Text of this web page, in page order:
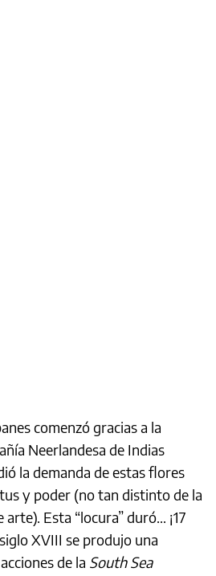
comenzó gracias a la
Neerlandesa de Indias
la demanda de estas flores
y poder (no tan distinto de la
Esta “locura” duró… ¡17
XVIII se produjo una
de la South Sea